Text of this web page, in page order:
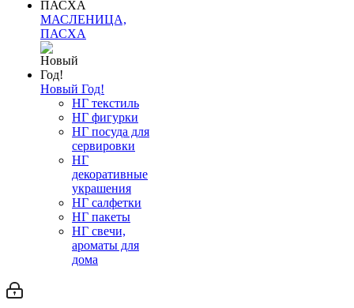
МАСЛЕНИЦА,
ПАСХА
Новый Год!
НГ текстиль
НГ фигурки
НГ посуда для
сервировки
НГ
декоративные
украшения
НГ салфетки
НГ пакеты
НГ свечи,
ароматы для
дома